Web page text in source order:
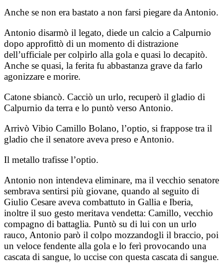
Anche se non era bastato a non farsi piegare da Antonio.
Antonio disarmò il legato, diede un calcio a Calpurnio
dopo approfittò di un momento di distrazione
dell’ufficiale per colpirlo alla gola e quasi lo decapitò.
Anche se quasi, la ferita fu abbastanza grave da farlo
agonizzare e morire.
Catone sbiancò. Cacciò un urlo, recuperò il gladio di
Calpurnio da terra e lo puntò verso Antonio.
Arrivò Vibio Camillo Bolano, l’optio, si frappose tra il
gladio che il senatore aveva preso e Antonio.
Il metallo trafisse l’optio.
Antonio non intendeva eliminare, ma il vecchio senatore
sembrava sentirsi più giovane, quando al seguito di
Giulio Cesare aveva combattuto in Gallia e Iberia,
inoltre il suo gesto meritava vendetta: Camillo, vecchio
compagno di battaglia. Puntò su di lui con un urlo
rauco, Antonio parò il colpo mozzandogli il braccio, poi
un veloce fendente alla gola e lo ferì provocando una
cascata di sangue, lo uccise con questa cascata di sangue.